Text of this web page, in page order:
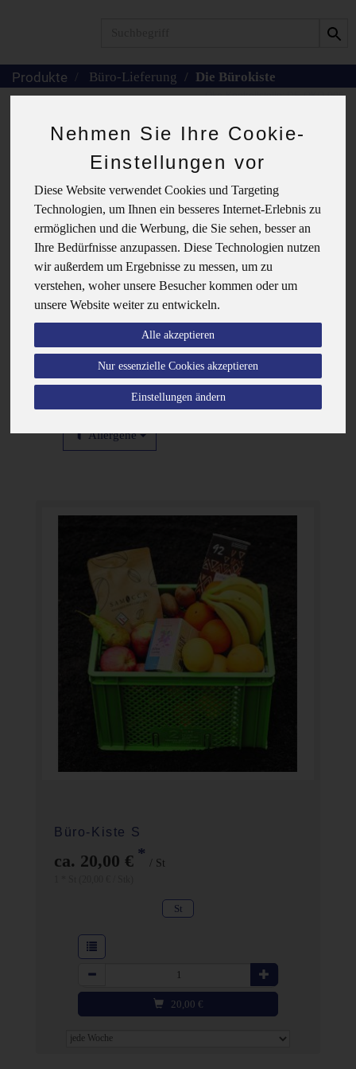
Nehmen Sie Ihre Cookie-
Einstellungen vor
Diese Website verwendet Cookies und Targeting
Technologien, um Ihnen ein besseres Internet-Erlebnis zu
ermöglichen und die Werbung, die Sie sehen, besser an
Ihre Bedürfnisse anzupassen. Diese Technologien nutzen
wir außerdem um Ergebnisse zu messen, um zu
verstehen, woher unsere Besucher kommen oder um
unsere Website weiter zu entwickeln.
Alle akzeptieren
Nur essenzielle Cookies akzeptieren
Einstellungen ändern
Büro-Lieferung Die Bürokiste
Die Bürokiste
Der Endpreis dieser Kiste kann um bis zu
10% abweichen, da manche Artikel nach
Gewicht berechnet werden.
Mit Klick auf das Symbol mit den vier Strichen
können Sie den Inhalt der Kiste selbst noch
individuell verändern.
ausgeliefert. Bestellschluss ist freitags um
10 Uhr
Allergene
Büro-Kiste S
ca. 20,00 € * / St
St
Anzahl
20,00 €